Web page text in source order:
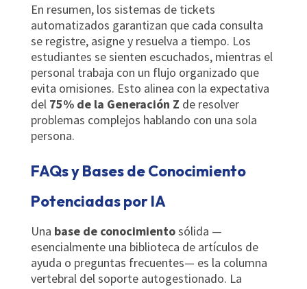
En resumen, los sistemas de tickets
automatizados garantizan que cada consulta
se registre, asigne y resuelva a tiempo. Los
estudiantes se sienten escuchados, mientras el
personal trabaja con un flujo organizado que
evita omisiones. Esto alinea con la expectativa
del 75% de la Generación Z de resolver
problemas complejos hablando con una sola
persona.
FAQs y Bases de Conocimiento
Potenciadas por IA
Una base de conocimientosólida —
esencialmente una biblioteca de artículos de
ayuda o preguntas frecuentes— es la columna
vertebral del soporte autogestionado. La